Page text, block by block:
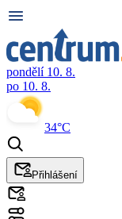
pondělí 10. 8.
po 10. 8.
34°C
Přihlášení